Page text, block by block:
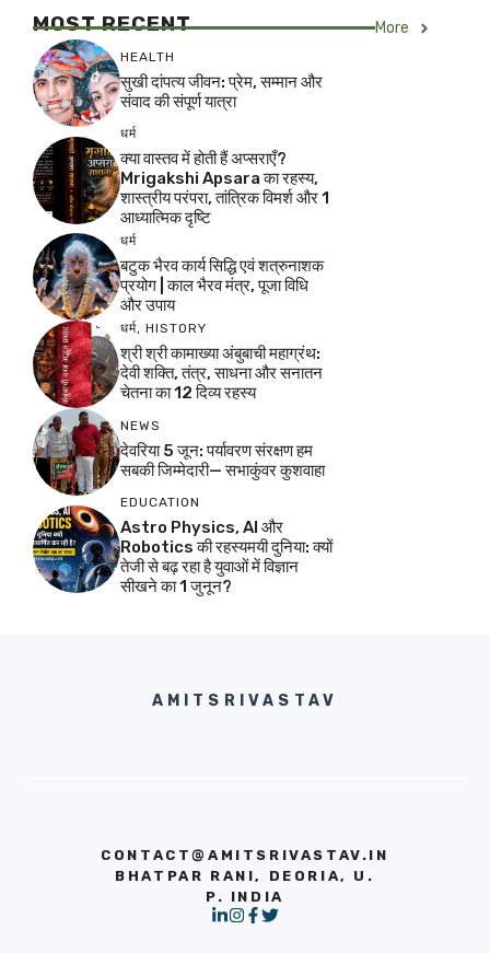
MOST RECENT More
HEALTH
सुखी दांपत्य जीवन: प्रेम, सम्मान और
संवाद की संपूर्ण यात्रा
धर्म
क्या वास्तव में होती हैं अप्सराएँ?
Mrigakshi Apsara का रहस्य,
शास्त्रीय परंपरा, तांत्रिक विमर्श और 1
आध्यात्मिक दृष्टि
धर्म
बटुक भैरव कार्य सिद्धि एवं शत्रुनाशक
प्रयोग | काल भैरव मंत्र, पूजा विधि
और उपाय
धर्म, HISTORY
श्री श्री कामाख्या अंबुबाची महाग्रंथ:
देवी शक्ति, तंत्र, साधना और सनातन
चेतना का 12 दिव्य रहस्य
NEWS
देवरिया 5 जून: पर्यावरण संरक्षण हम
सबकी जिम्मेदारी— सभाकुंवर कुशवाहा
EDUCATION
Astro Physics, AI और
Robotics की रहस्यमयी दुनिया: क्यों
तेजी से बढ़ रहा है युवाओं में विज्ञान
सीखने का 1 जुनून?
AMITSRIVASTAV
CONTACT@AMITSRIVASTAV.IN
BHATPAR RANI, DEORIA, U.
P. INDIA